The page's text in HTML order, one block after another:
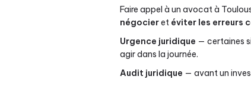
Faire appel à un avocat à
négocieret éviter les erreurs
Urgence juridique — certaines
agir dans la journée.
Audit juridique — avant un